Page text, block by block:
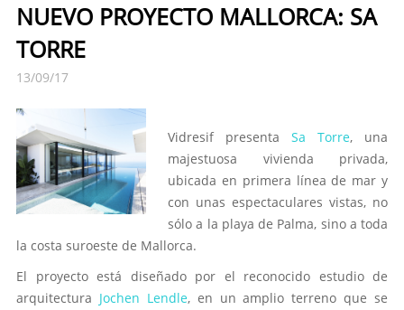
NUEVO PROYECTO MALLORCA: SA
TORRE
13/09/17
Vidresif presentaSa Torre, una
majestuosa vivienda privada,
ubicada en primera línea de mar y
con unas espectaculares vistas, no
sólo a la playa de Palma, sino a toda
la costa suroeste de Mallorca.
El proyecto está diseñado por el reconocido estudio de
arquitectura Jochen Lendle, en un amplio terreno que se